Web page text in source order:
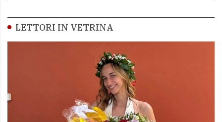
LETTORI IN VETRINA